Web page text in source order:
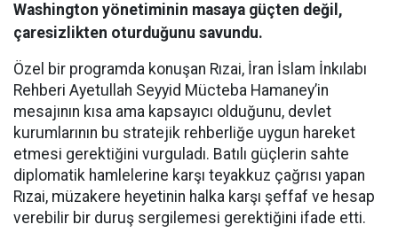
Washington yönetiminin masaya güçten değil,
çaresizlikten oturduğunu savundu.
Özel bir programda konuşan Rızai, İran İslam İnkılabı
Rehberi Ayetullah Seyyid Mücteba Hamaney’in
mesajının kısa ama kapsayıcı olduğunu, devlet
kurumlarının bu stratejik rehberliğe uygun hareket
etmesi gerektiğini vurguladı. Batılı güçlerin sahte
diplomatik hamlelerine karşı teyakkuz çağrısı yapan
Rızai, müzakere heyetinin halka karşı şeffaf ve hesap
verebilir bir duruş sergilemesi gerektiğini ifade etti.